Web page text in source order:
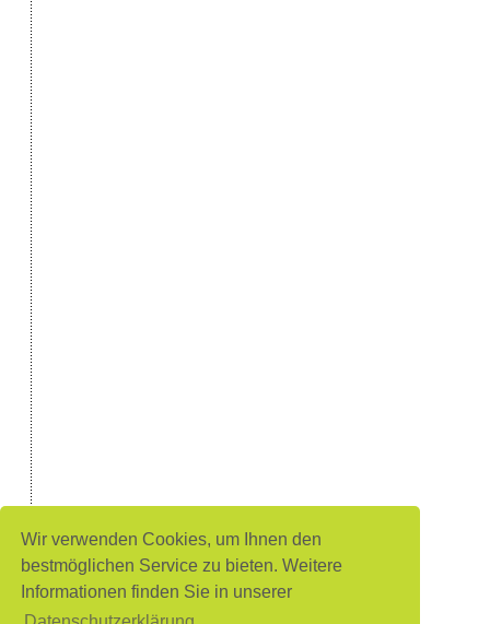
Wir verwenden Cookies, um Ihnen den
bestmöglichen Service zu bieten. Weitere
Informationen finden Sie in unserer